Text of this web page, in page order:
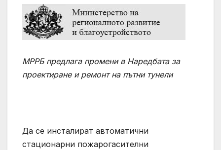
МРРБ предлага промени в Наредбата за
проектиране и ремонт на пътни тунели
Да се инсталират автоматични
стационарни пожарогасителни